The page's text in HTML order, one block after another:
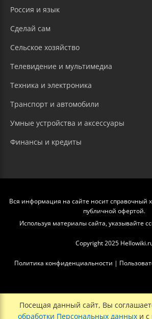
Россия и язык
Сделай сам
Сельское хозяйство
Телевидение и мультимедиа
Техника и электроника
Транспорт и автомобили
Умные устройства и аксессуары
Финансы и кредиты
Вся информация на сайте носит справочный
публичной офертой.
Используя материалы сайта, указывайте
Copyright 2025
Политика конфиденциальности |
Посещая данный сайт, Вы
обработки Персональных данных и с